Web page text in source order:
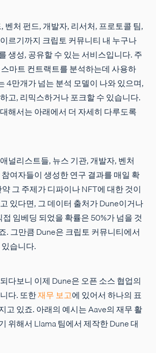
벤처 펀드, 개발자, 리서처, 프로토콜 팀,
르기까지 크립토 커뮤니티 내 누구나
생성, 공유할 수 있는 서비스입니다. 주
마트 컨트랙트를 분석하는데 사용하
4만개가 넘는 분석 모델이 나와 있으며,
고, 리믹스하거나 포크할 수 있습니다.
해서는 아래에서 더 자세히 다루도록
널리스트들, 뉴스 기관, 개발자, 벤처
여자들이 생성한 연구 결과를 매일 확
그 주제가 디파이나 NFT에 대한 것이
있다면, 그 데이터 출처가 Dune이거나
임베딩 되었을 확률은 50%가 넘을 것
. 그만큼 Dune은 크립토 커뮤니티에서
습니다.
다보니 이제 Dune은 오픈 소스 협업의
다. 또한재무 보고에 있어서 하나의 표
고 있죠. 아래의 예시는 Aave의 재무 활
위해서 Llama 팀에서 제작한 Dune 대